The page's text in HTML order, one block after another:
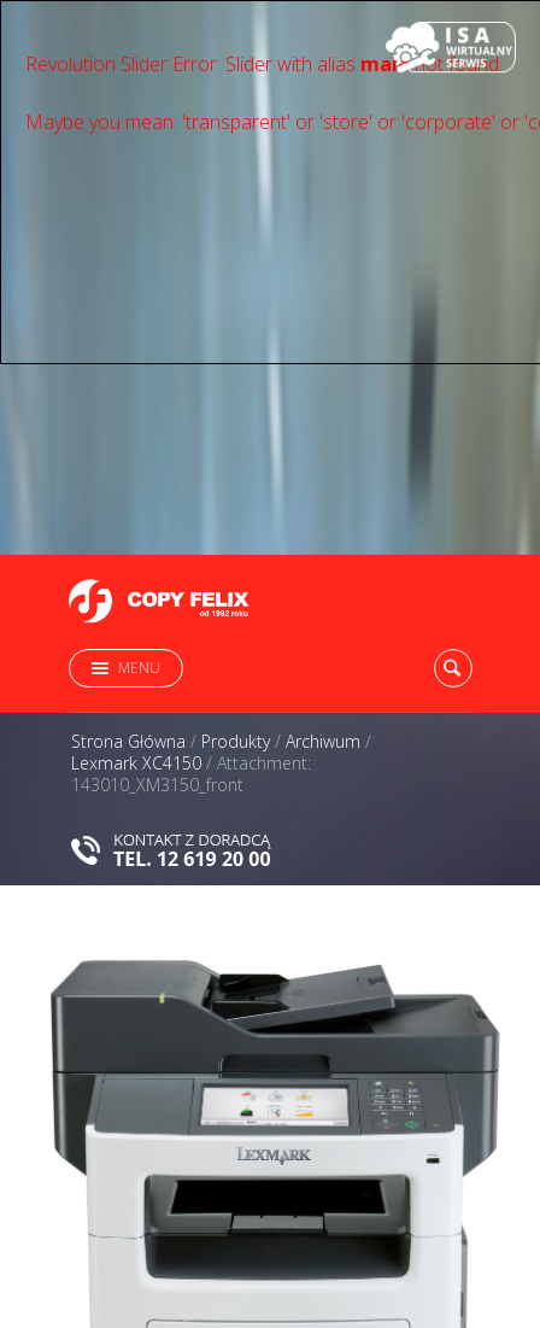
Revolution Slider Error: Slider with alias mainnot found.
Maybe you mean: 'transparent' or 'store' or 'сorporate' or
MENU
Strona Główna / Produkty/ Archiwum /
Lexmark XC4150 / Attachment:
143010_XM3150_front